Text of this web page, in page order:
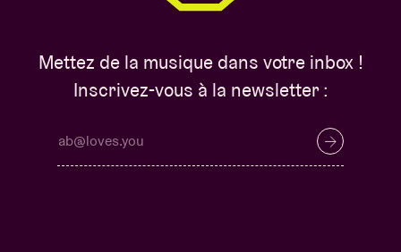
Mettez de la musique dans votre inbox !
Inscrivez-vous à la newsletter :